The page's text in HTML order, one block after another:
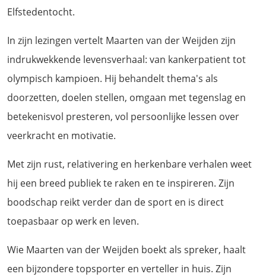
Elfstedentocht.
In zijn lezingen vertelt Maarten van der Weijden zijn
indrukwekkende levensverhaal: van kankerpatient tot
olympisch kampioen. Hij behandelt thema's als
doorzetten, doelen stellen, omgaan met tegenslag en
betekenisvol presteren, vol persoonlijke lessen over
veerkracht en motivatie.
Met zijn rust, relativering en herkenbare verhalen weet
hij een breed publiek te raken en te inspireren. Zijn
boodschap reikt verder dan de sport en is direct
toepasbaar op werk en leven.
Wie Maarten van der Weijden boekt als spreker, haalt
een bijzondere topsporter en verteller in huis. Zijn